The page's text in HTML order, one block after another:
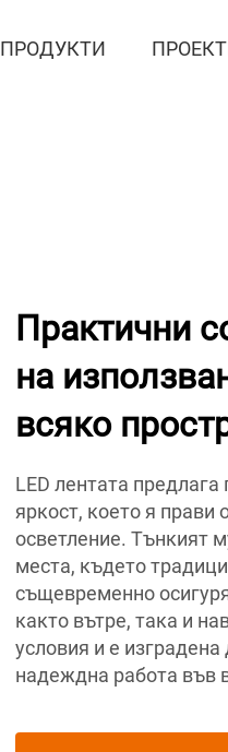
ПРОДУКТИ
Практични
на
всяко
LED лентата
яркост, което я прави
осветление. Тънкият
места, където
същевременно
както вътре, така и
условия и е
надеждна работа във